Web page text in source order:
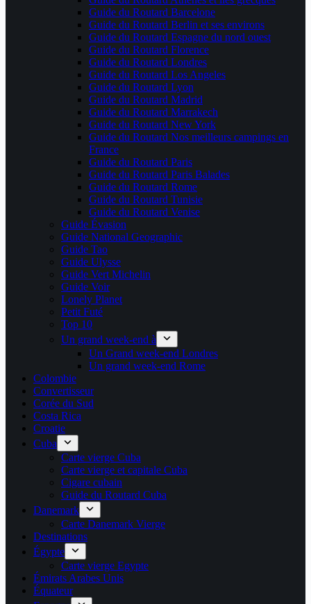
Guide du Routard Barcelone
Guide du Routard Berlin et ses environs
Guide du Routard Espagne du nord ouest
Guide du Routard Florence
Guide du Routard Londres
Guide du Routard Los Angeles
Guide du Routard Lyon
Guide du Routard Madrid
Guide du Routard Marrakech
Guide du Routard New York
Guide du Routard Nos meilleurs campings en
France
Guide du Routard Paris
Guide du Routard Paris Balades
Guide du Routard Rome
Guide du Routard Tunisie
Guide du Routard Venise
Guide Évasion
Guide National Geographic
Guide Tao
Guide Ulysse
Guide Vert Michelin
Guide Voir
Lonely Planet
Petit Futé
Top 10
Un grand week-end à
Un Grand week-end Londres
Un grand week-end Rome
Colombie
Convertisseur
Corée du Sud
Costa Rica
Croatie
Cuba
Carte vierge Cuba
Carte vierge et capitale Cuba
Cigare cubain
Guide du Routard Cuba
Danemark
Carte Danemark Vierge
Destinations
Égypte
Carte vierge Egypte
Émirats Arabes Unis
Équateur